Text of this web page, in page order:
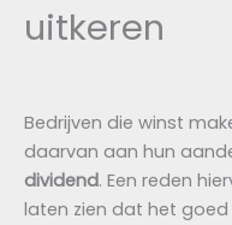
uitkeren
Bedrijven die winst
daarvan aan hun
dividend. Een reden
laten zien dat het